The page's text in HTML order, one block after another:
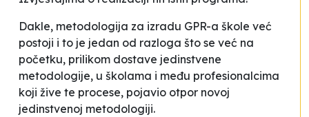
Dakle, metodologija za izradu GPR-a škole već
postoji i to je jedan od razloga što se već na
početku, prilikom dostave jedinstvene
metodologije, u školama i među profesionalcima
koji žive te procese, pojavio otpor novoj
jedinstvenoj metodologiji.